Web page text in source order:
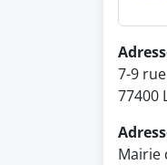
7-9
77400
Mairie